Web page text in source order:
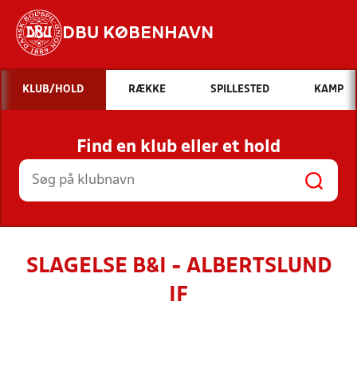
DBU KØBENHAVN
Hvad vil du søge efter?
INDHOLD OG NYHEDER
STILLINGER, RESULTATER, KLUBBER OG
HOLD
KLUB/HOLD RÆKKE SPILLESTED KAMP
Find en klub eller et hold
SLAGELSE B&I - ALBERTSLUND
IF